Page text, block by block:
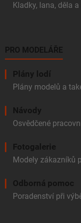
Kladky, lana, děla
PRO MODELÁŘE
Plány lodí
Plány modelů a
Návody
Osvědčené
Fotogalerie
Modely zákazníků
Odborná pomoc
Poradenství při